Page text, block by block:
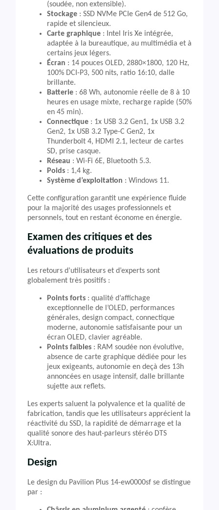
(soudée, non extensible).
Stockage : SSD NVMe PCIe Gen4 de 512 Go,
rapide et silencieux.
Carte graphique : Intel Iris Xe intégrée,
adaptée à la bureautique, au multimédia et à
certains jeux légers.
Écran : 14 pouces OLED, 2880×1800, 120 Hz,
100% DCI-P3, 500 nits, ratio 16:10, dalle
brillante.
Batterie : 68 Wh, autonomie réelle de 8 à 10
heures en usage mixte, recharge rapide (50%
en 45 min).
Connectique : 1x USB 3.2 Gen1, 1x USB 3.2
Gen2, 1x USB 3.2 Type-C Gen2, 1x
Thunderbolt 4, HDMI 2.1, lecteur de cartes
SD, prise casque.
Réseau : Wi-Fi 6E, Bluetooth 5.3.
Poids : 1,4 kg.
Système d’exploitation : Windows 11.
Cette configuration garantit une expérience fluide
pour la majorité des usages professionnels et
personnels, tout en restant économe en énergie.
Examen des critiques et des
évaluations de produits
Les retours d’utilisateurs et d’experts sont
globalement très positifs :
Points forts : qualité d’affichage
exceptionnelle de l’OLED, performances
générales, design compact, connectique
moderne, autonomie satisfaisante pour un
écran OLED, clavier agréable.
Points faibles : RAM soudée non évolutive,
absence de carte graphique dédiée pour les
jeux exigeants, autonomie en deçà des 13h
annoncées en usage intensif, dalle brillante
sujette aux reflets.
Les experts saluent la polyvalence et la qualité de
fabrication, tandis que les utilisateurs apprécient la
réactivité du SSD, la rapidité de démarrage et la
qualité sonore des haut-parleurs stéréo DTS
X:Ultra.
Design
Le design du Pavilion Plus 14-ew0000sf se distingue
par :